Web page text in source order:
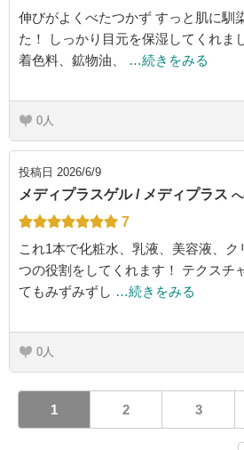
伸びがよくべたつかず すっと肌に馴
た！ しっかり目元を保湿してくれま
着色料、鉱物油、
…続きをみる
0
投稿日 2026/6/9
メディプラスゲル / メディプラス
7
これ1本で化粧水、乳液、美容液、ク
つの役割をしてくれます！ テクスチ
てもみずみずし …続きをみる
0
1 2 3